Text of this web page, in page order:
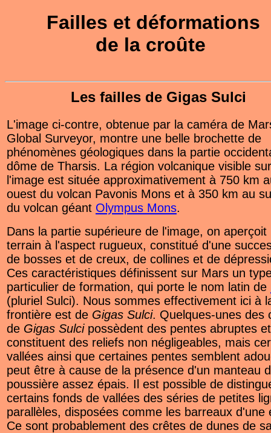
Failles et déformations
de la croûte
Les failles de Gigas Sulci
L'image ci-contre, obtenue par la caméra de
Global Surveyor, montre une belle brochette de
phénomènes géologiques dans la partie
dôme de Tharsis. La région volcanique visible sur
l'image est située approximativement à 750 km
ouest du volcan Pavonis Mons et à 350 km au
du volcan géant Olympus Mons.
Dans la partie supérieure de l'image, on aperçoit
terrain à l'aspect rugueux, constitué d'une
de bosses et de creux, de collines et de
Ces caractéristiques définissent sur Mars un
particulier de formation, qui porte le nom latin de
(pluriel Sulci). Nous sommes effectivement ici à
frontière est de Gigas Sulci. Quelques-unes des
de Gigas Sulci possèdent des pentes abruptes et
constituent des reliefs non négligeables, mais
vallées ainsi que certaines pentes semblent
peut être à cause de la présence d'un manteau
poussière assez épais. Il est possible de
certains fonds de vallées des séries de petites
parallèles, disposées comme les barreaux d'une
Ce sont probablement des crêtes de dunes de